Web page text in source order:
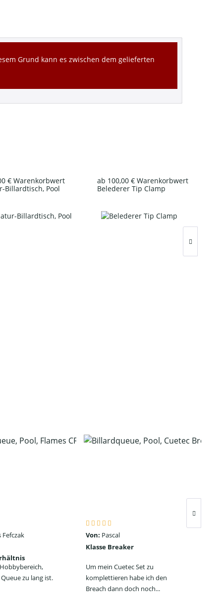
Grund kann es zwischen dem gelieferten
€ Warenkorbwert
Billardtisch, Pool
ab 100,00 € Warenkorbwert
Belederer Tip Clamp
Fefczak
zu lang ist.
Von: Pascal
Klasse Breaker
Um mein Cuetec Set zu
komplettieren habe ich den
Breach dann doch noch...